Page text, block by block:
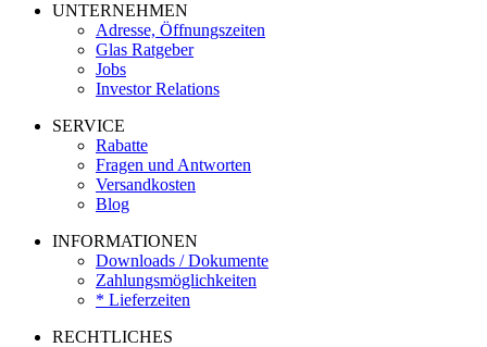
UNTERNEHMEN
Adresse, Öffnungszeiten
Glas Ratgeber
Jobs
Investor Relations
SERVICE
Rabatte
Fragen und Antworten
Versandkosten
Blog
INFORMATIONEN
Downloads / Dokumente
Zahlungsmöglichkeiten
* Lieferzeiten
RECHTLICHES